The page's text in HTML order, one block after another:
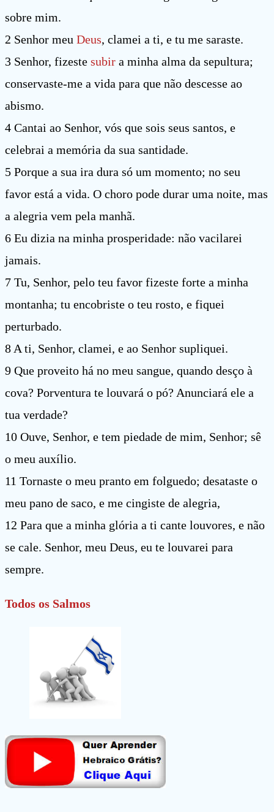
sobre mim.
2 Senhor meu Deus, clamei a ti, e tu me saraste.
3 Senhor, fizeste subir a minha alma da sepultura;
conservaste-me a vida para que não descesse ao
abismo.
4 Cantai ao Senhor, vós que sois seus santos, e
celebrai a memória da sua santidade.
5 Porque a sua ira dura só um momento; no seu
favor está a vida. O choro pode durar uma noite, mas
a alegria vem pela manhã.
6 Eu dizia na minha prosperidade: não vacilarei
jamais.
7 Tu, Senhor, pelo teu favor fizeste forte a minha
montanha; tu encobriste o teu rosto, e fiquei
perturbado.
8 A ti, Senhor, clamei, e ao Senhor supliquei.
9 Que proveito há no meu sangue, quando desço à
cova? Porventura te louvará o pó? Anunciará ele a
tua verdade?
10 Ouve, Senhor, e tem piedade de mim, Senhor; sê
o meu auxílio.
11 Tornaste o meu pranto em folguedo; desataste o
meu pano de saco, e me cingiste de alegria,
12 Para que a minha glória a ti cante louvores, e não
se cale. Senhor, meu Deus, eu te louvarei para
sempre.
Todos os Salmos